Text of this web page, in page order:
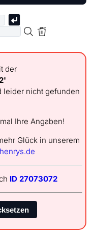
der
leider nicht gefunden
Ihre Angaben!
Glück in unserem
ID 27073072